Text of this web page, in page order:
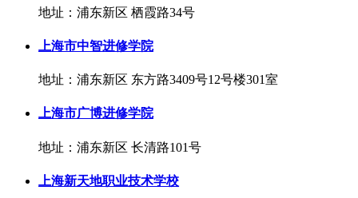
地址：浦东新区 栖霞路34号
上海市中智进修学院
地址：浦东新区 东方路3409号12号楼301室
上海市广博进修学院
地址：浦东新区 长清路101号
上海新天地职业技术学校